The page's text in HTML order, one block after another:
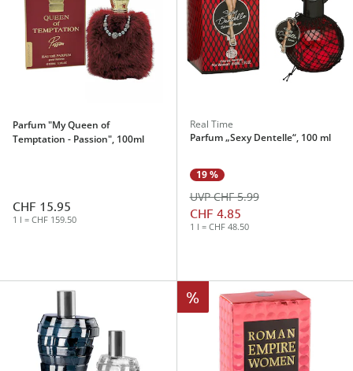
Parfum "My Queen of
Temptation - Passion", 100ml
CHF 15.95
1 l = CHF 159.50
Real Time
Parfum „Sexy Dentelle“, 100 ml
19 %
CHF 4.85
UVP CHF 5.99
1 l = CHF 48.50
%